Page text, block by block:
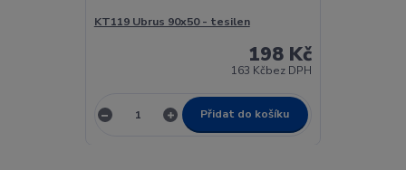
KT119 Ubrus 90x50 - tesilen
198 Kč
163 Kčbez DPH
Přidat do košíku